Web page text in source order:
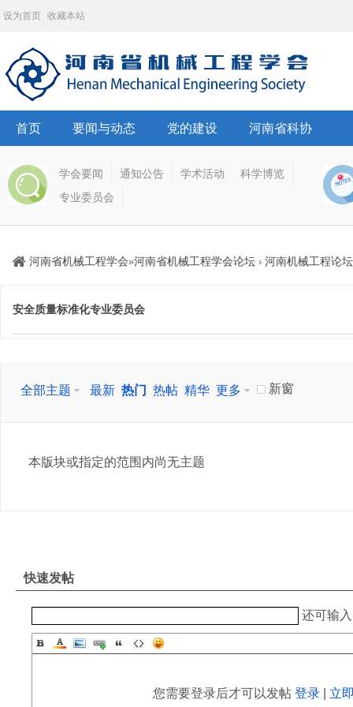
设为首页 收藏本站
首页 要闻与动态 党的建设 河南省科协
学会要闻 通知公告 学术活动
科学博览
专业委员会
河南省机械工程学会»河南省机械工程学会论坛 › 河南机械工程论坛
安全质量标准化专业委员会
新窗
全部主题 最新 热门 热帖 精华 更多
本版块或指定的范围内尚无主题
快速发帖
还可输
您需要登录后才可以发帖 登录| 立